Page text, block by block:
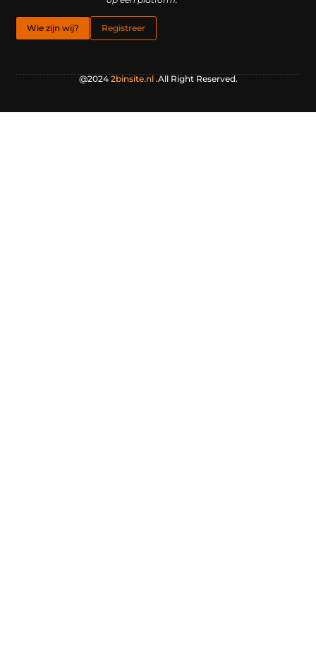
Wie zijn wij? Registreer
@2024 2binsite.nl.All Right Reserved.